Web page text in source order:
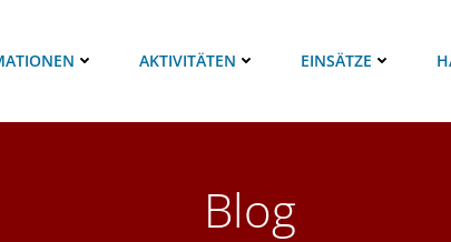
AKTIVITÄTEN EINSÄTZE
Blog